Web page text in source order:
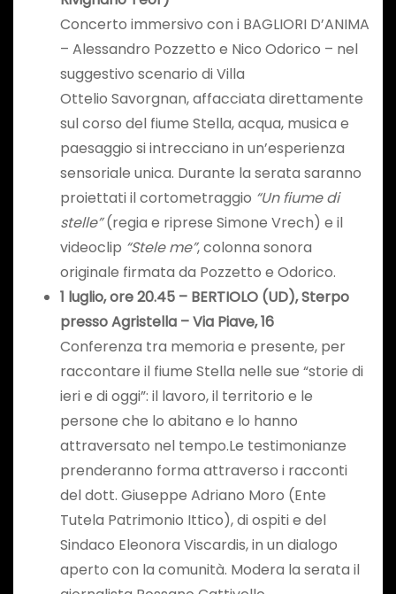
Concerto immersivo con i BAGLIORI D’ANIMA
– Alessandro Pozzetto e Nico Odorico – nel
suggestivo scenario di Villa
Ottelio Savorgnan, affacciata direttamente
sul corso del fiume Stella, acqua, musica e
paesaggio si intrecciano in un’esperienza
sensoriale unica. Durante la serata saranno
proiettati il cortometraggio “Un fiume di
stelle”(regia e riprese Simone Vrech) e il
videoclip “Stele me”, colonna sonora
originale firmata da Pozzetto e Odorico.
1 luglio, ore 20.45– BERTIOLO (UD),Sterpo
presso Agristella– Via Piave, 16
Conferenza tra memoria e presente, per
raccontare il fiume Stella nelle sue “storie di
ieri e di oggi”: il lavoro, il territorio e le
persone che lo abitano e lo hanno
attraversato nel tempo.Le testimonianze
prenderanno forma attraverso i racconti
del dott. Giuseppe Adriano Moro (Ente
Tutela Patrimonio Ittico), di ospiti e del
Sindaco Eleonora Viscardis, in un dialogo
aperto con la comunità. Modera la serata il